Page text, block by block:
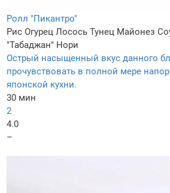
Ролл "Пикантро"
Рис Огурец Лосось Тунец Майонез
"Табаджан" Нори
Острый насыщенный вкус данного
прочувствовать в полной мере
японской кухни.
30 мин
2
4.0
–